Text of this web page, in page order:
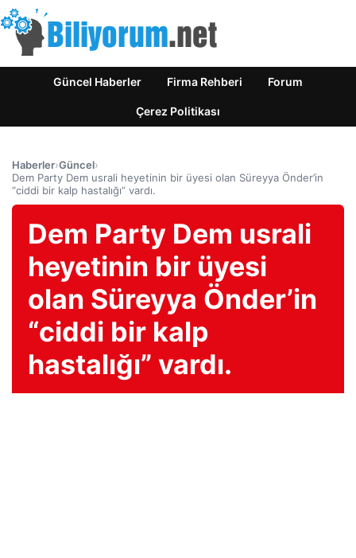
Güncel Haberler Firma Rehberi Forum
Çerez Politikası
Haberler›Güncel›
Dem Party Dem usrali heyetinin bir üyesi olan Süreyya Önder’in
“ciddi bir kalp hastalığı” vardı.
Dem Party Dem usrali
heyetinin bir üyesi
olan Süreyya Önder’in
“ciddi bir kalp
hastalığı” vardı.